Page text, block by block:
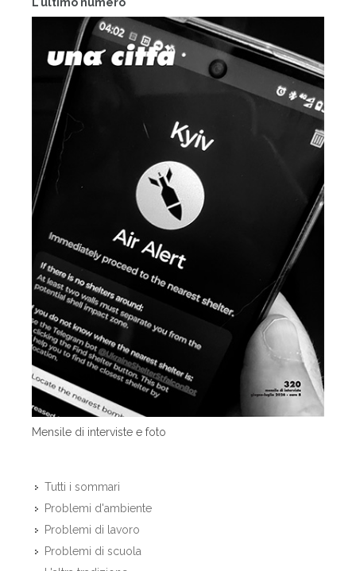
Mensile di interviste e foto
Tutti i sommari
Problemi d'ambiente
Problemi di lavoro
Problemi di scuola